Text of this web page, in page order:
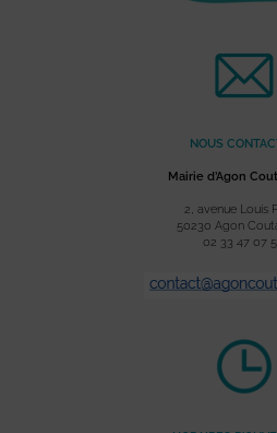
NOUS
Mairie d’Agon
2, avenue Louis
50230 Agon
02 33 47 07